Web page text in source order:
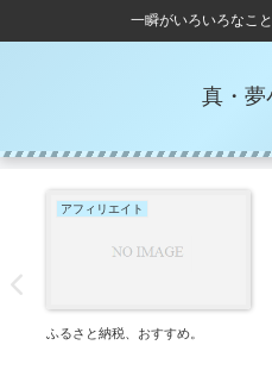
一瞬がいろいろなこ
真・夢
アフィリエイト
ふるさと納税、おすすめ。